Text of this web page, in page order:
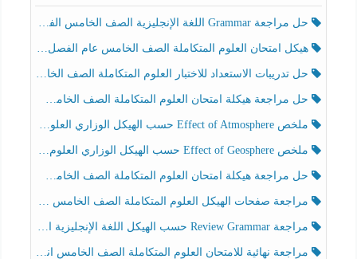
حل مراجعة Grammar اللغة الإنجليزية الصف الخامس الفصل الثالث
هيكل امتحان العلوم المتكاملة الصف الخامس عام الفصل الدراسي الثالث 2025-2026
حل تدريبات الاستعداد للاختبار العلوم المتكاملة الصف الخامس عام الفصل الثالث
حل مراجعة هيكلة امتحان العلوم المتكاملة الصف الخامس انسبير الفصل الثالث
ملخص Effect of Atmosphere حسب الهيكل الوزاري العلوم المتكاملة الصف الخامس انسبير الفصل الثالث
ملخص Effect of Geosphere حسب الهيكل الوزاري العلوم المتكاملة الصف الخامس انسبير الفصل الثالث
حل مراجعة هيكلة امتحان العلوم المتكاملة الصف الخامس عام الفصل الثالث
مراجعة صفحات الهيكل العلوم المتكاملة الصف الخامس انسبير الفصل الثالث
مراجعة Review Grammar حسب الهيكل اللغة الإنجليزية الصف الخامس الفصل الثالث
مراجعة نهائية للامتحان العلوم المتكاملة الصف الخامس انسبير الفصل الثالث